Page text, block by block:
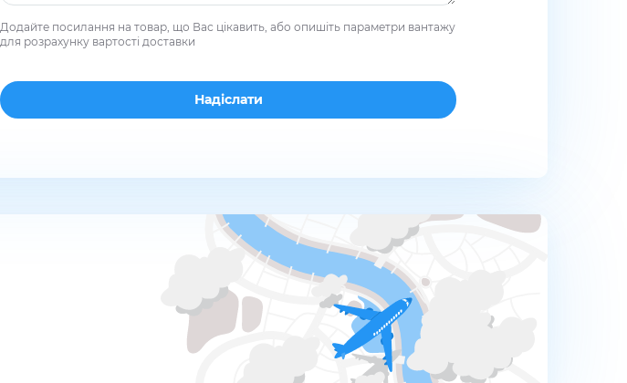
Додайте посилання на товар, що Вас цікавить, або опишіть параметри вантажу
для розрахунку вартості доставки